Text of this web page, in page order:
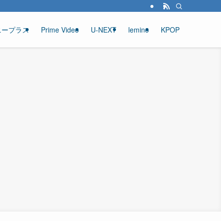
プラス Prime Video U-NEXT lemino KPOP